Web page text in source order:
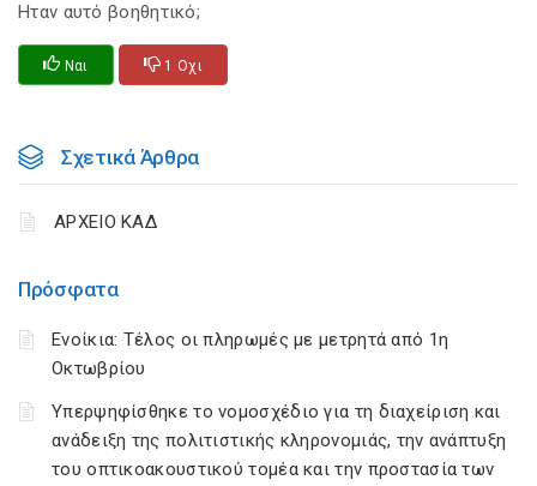
Πρόσφατα
Ενοίκια: Τέλος οι πληρωμές με μετρητά από 1η
Οκτωβρίου
Υπερψηφίσθηκε το νομοσχέδιο για τη διαχείριση και
ανάδειξη της πολιτιστικής κληρονομιάς, την ανάπτυξη
του οπτικοακουστικού τομέα και την προστασία των
Ηταν αυτό βοηθητικό;
Ναι 1 Οχι
Σχετικά Άρθρα
ΑΡΧΕΙΟ ΚΑΔ